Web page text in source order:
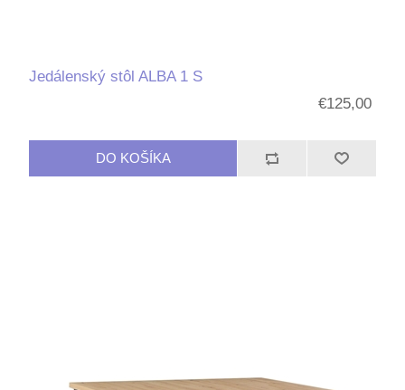
Jedálenský stôl ALBA 1 S
€125,00